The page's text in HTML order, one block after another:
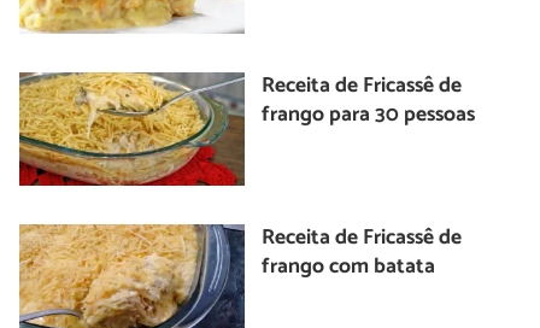
Receita de Fricassê de
frango para 30 pessoas
Receita de Fricassê de
frango com batata